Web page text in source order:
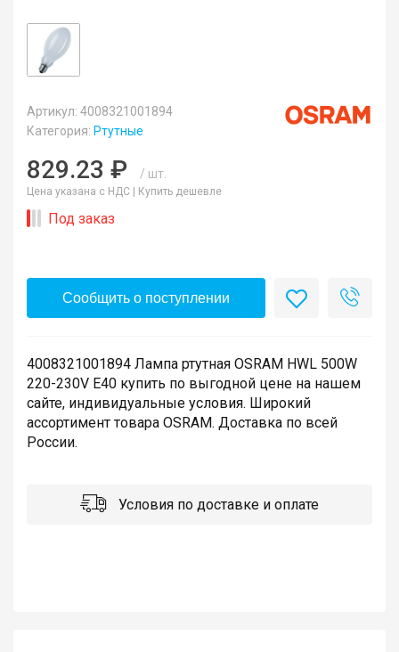
Артикул: 4008321001894
Категория: Ртутные
829.23 ₽ / шт.
Цена указана с НДС | Купить дешевле
Под заказ
Сообщить о поступлении
4008321001894 Лампа ртутная OSRAM HWL 500W
220-230V E40 купить по выгодной цене на нашем
сайте, индивидуальные условия. Широкий
ассортимент товара OSRAM. Доставка по всей
России.
Условия по доставке и оплате